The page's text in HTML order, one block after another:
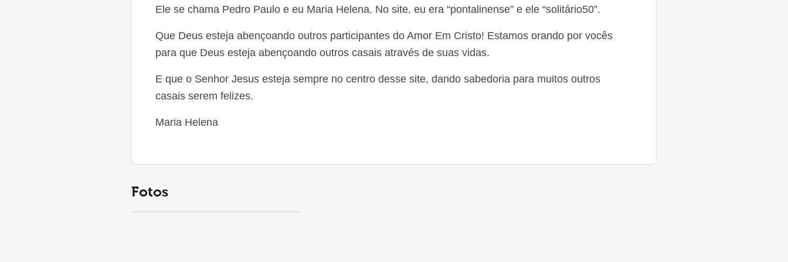
Ele se chama Pedro Paulo e eu Maria Helena. No site, eu era “pontalinense” e ele “solitário50”.
Que Deus esteja abençoando outros participantes do Amor Em Cristo! Estamos orando por vocês
para que Deus esteja abençoando outros casais através de suas vidas.
E que o Senhor Jesus esteja sempre no centro desse site, dando sabedoria para muitos outros
casais serem felizes.
Maria Helena
Fotos